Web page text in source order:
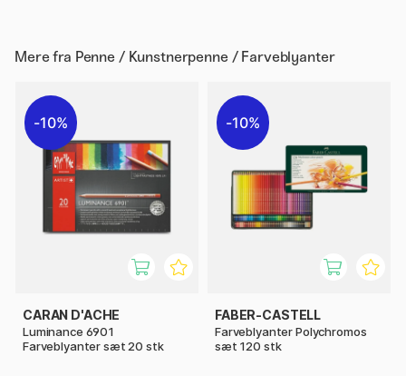
Mere fra Penne / Kunstnerpenne / Farveblyanter
10%
CARAN D'ACHE
Luminance 6901
Farveblyanter sæt 20 stk
10%
FABER-CASTELL
Farveblyanter Polychromos
sæt 120 stk